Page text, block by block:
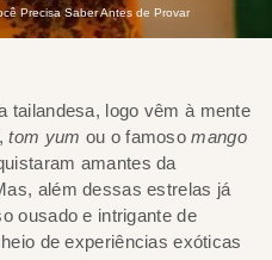
Precisa Saber Antes de Provar
tailandesa, logo vêm à mente
tom yum ou o famosomango
amantes da
além dessas estrelas já
ousado e intrigante de
de experiências exóticas